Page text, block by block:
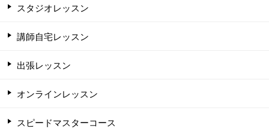
スタジオレッスン
講師自宅レッスン
出張レッスン
オンラインレッスン
スピードマスターコース